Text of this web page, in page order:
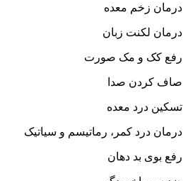
درمان زخم معده
درمان لکنت زبان
رفع کک و مک صورت
صاف کردن صدا
تسکین درد معده
درمان درد کمر، رماتیسم و سیاتیک
رفع بوی بد دهان